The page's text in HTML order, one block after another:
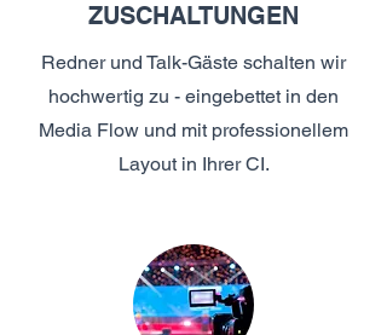
ZUSCHALTUNGEN
Redner und Talk-Gäste schalten wir
hochwertig zu - eingebettet in den
Media Flow und mit professionellem
Layout in Ihrer CI.